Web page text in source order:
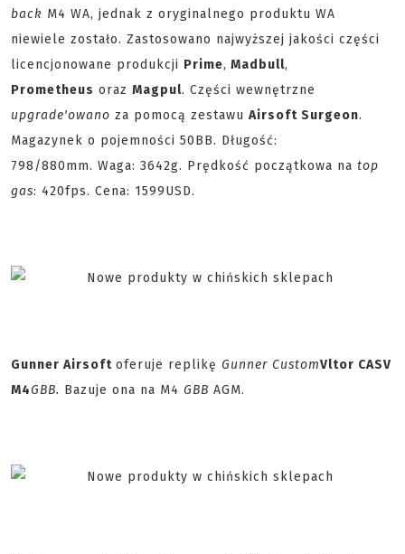
back M4 WA, jednak z oryginalnego produktu WA
niewiele zostało. Zastosowano najwyższej jakości części
licencjonowane produkcji Prime, Madbull,
Prometheus oraz Magpul. Części wewnętrzne
upgrade'owano za pomocą zestawu Airsoft Surgeon.
Magazynek o pojemności 50BB. Długość:
798/880mm. Waga: 3642g. Prędkość początkowa na top
gas: 420fps. Cena: 1599USD.
Gunner Airsoft oferuje replikę Gunner CustomVltor CASV
M4GBB. Bazuje ona na M4 GBB AGM.